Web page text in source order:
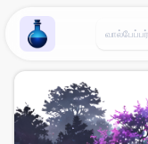
Wallpaper Alchemy